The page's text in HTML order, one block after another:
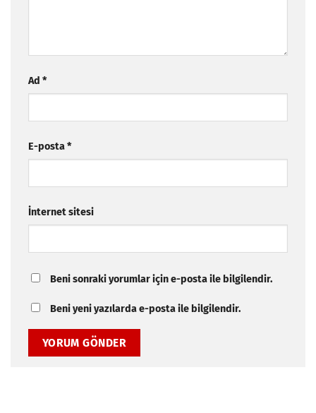
Ad *
E-posta*
İnternet sitesi
Beni sonraki yorumlar için e-posta ile bilgilendir.
Beni yeni yazılarda e-posta ile bilgilendir.